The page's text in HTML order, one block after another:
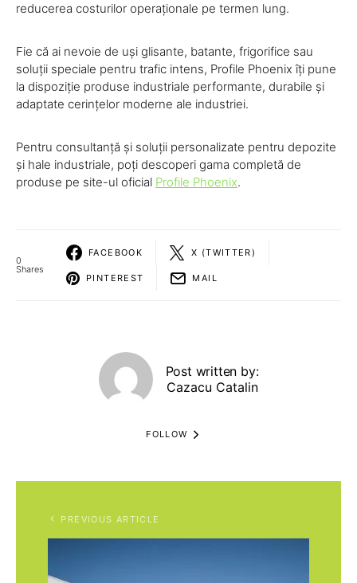
reducerea costurilor operaționale pe termen lung.
Fie că ai nevoie de uși glisante, batante, frigorifice sau
soluții speciale pentru trafic intens, Profile Phoenix îți pune
la dispoziție produse industriale performante, durabile și
adaptate cerințelor moderne ale industriei.
Pentru consultanță și soluții personalizate pentru depozite
și hale industriale, poți descoperi gama completă de
produse pe site-ul oficial Profile Phoenix.
0
Shares
FACEBOOK X (TWITTER)
PINTEREST MAIL
Post written by:
Cazacu Catalin
FOLLOW
PREVIOUS ARTICLE